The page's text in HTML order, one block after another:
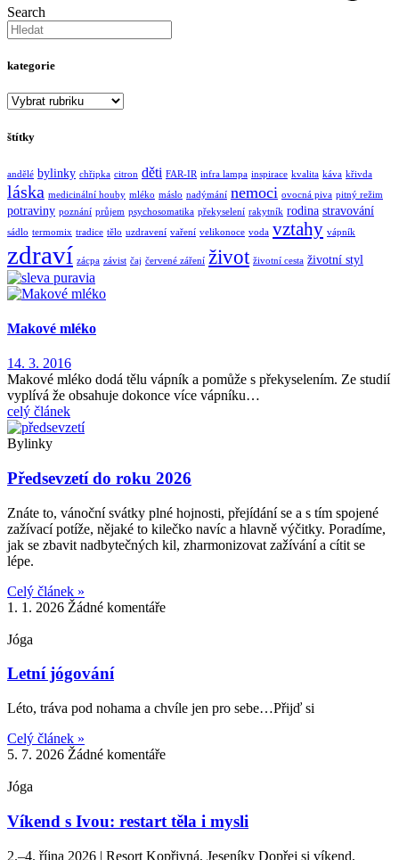
Search
kategorie
kategorie
štítky
andělé bylinky chřipka citron děti FAR-IR infra lampa inspirace kvalita káva křivda
láska medicinální houby mléko máslo nadýmání nemoci ovocná piva pitný režim
potraviny poznání průjem psychosomatika překyselení rakytník rodina stravování
sádlo termomix tradice tělo uzdravení vaření velikonoce voda vztahy vápník
zdraví zácpa závist čaj červené záření život životní cesta životní styl
Makové mléko
14. 3. 2016
Makové mléko dodá tělu vápník a pomůže s překyselením. Ze studií
vyplívá že obsahuje dokonce více vápníku…
celý článek
Bylinky
Předsevzetí do roku 2026
Znáte to, vánoční svátky plné hojnosti, přejídání se a s tím spojené
zažívací potíže, nějaké to kilečko navíc a hlavně výčitky. Poradíme,
jak se zbavit nadbytečných kil, zharmonizovat zažívání a cítit se
lépe.
Celý článek »
1. 1. 2026 Žádné komentáře
Jóga
Letní jógování
Léto, tráva pod nohama a chvíle jen pro sebe…Přijď si
Celý článek »
5. 7. 2026 Žádné komentáře
Jóga
Víkend s Ivou: restart těla i mysli
2.–4. října 2026 | Resort Kopřivná, Jeseníky Dopřej si víkend,